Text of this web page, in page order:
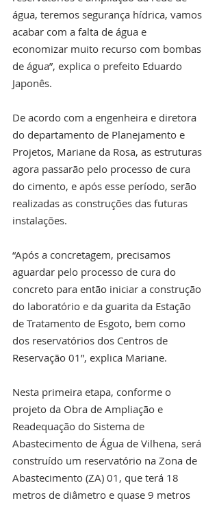
água, teremos segurança hídrica, vamos
acabar com a falta de água e
economizar muito recurso com bombas
de água”, explica o prefeito Eduardo
Japonês.
De acordo com a engenheira e diretora
do departamento de Planejamento e
Projetos, Mariane da Rosa, as estruturas
agora passarão pelo processo de cura
do cimento, e após esse período, serão
realizadas as construções das futuras
instalações.
“Após a concretagem, precisamos
aguardar pelo processo de cura do
concreto para então iniciar a construção
do laboratório e da guarita da Estação
de Tratamento de Esgoto, bem como
dos reservatórios dos Centros de
Reservação 01”, explica Mariane.
Nesta primeira etapa, conforme o
projeto da Obra de Ampliação e
Readequação do Sistema de
Abastecimento de Água de Vilhena, será
construído um reservatório na Zona de
Abastecimento (ZA) 01, que terá 18
metros de diâmetro e quase 9 metros